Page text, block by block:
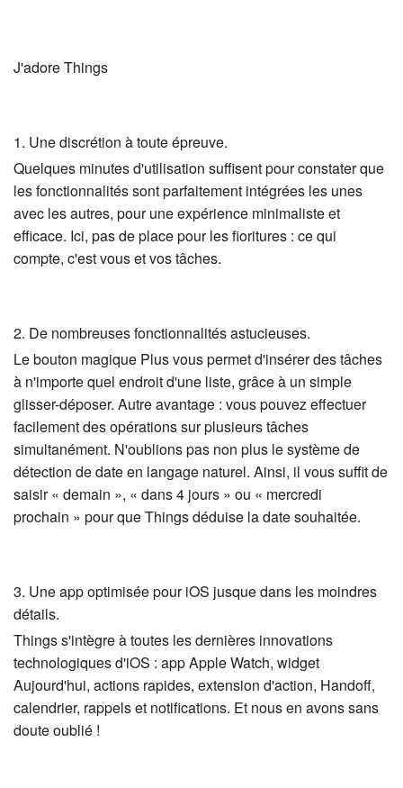
J'adore Things
1. Une discrétion à toute épreuve.
Quelques minutes d'utilisation suffisent pour constater que
les fonctionnalités sont parfaitement intégrées les unes
avec les autres, pour une expérience minimaliste et
efficace. Ici, pas de place pour les fioritures : ce qui
compte, c'est vous et vos tâches.
2. De nombreuses fonctionnalités astucieuses.
Le bouton magique Plus vous permet d'insérer des tâches
à n'importe quel endroit d'une liste, grâce à un simple
glisser-déposer. Autre avantage : vous pouvez effectuer
facilement des opérations sur plusieurs tâches
simultanément. N'oublions pas non plus le système de
détection de date en langage naturel. Ainsi, il vous suffit de
saisir « demain », « dans 4 jours » ou « mercredi
prochain » pour que Things déduise la date souhaitée.
3. Une app optimisée pour iOS jusque dans les moindres
détails.
Things s'intègre à toutes les dernières innovations
technologiques d'iOS : app Apple Watch, widget
Aujourd'hui, actions rapides, extension d'action, Handoff,
calendrier, rappels et notifications. Et nous en avons sans
doute oublié !